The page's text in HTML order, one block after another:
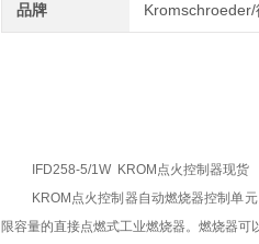
品牌
IFD258-5/1W KROM点火控制器现货
KROM点火控制器自动燃烧器控制单
限容量的直接点燃式工业燃烧器。燃烧器